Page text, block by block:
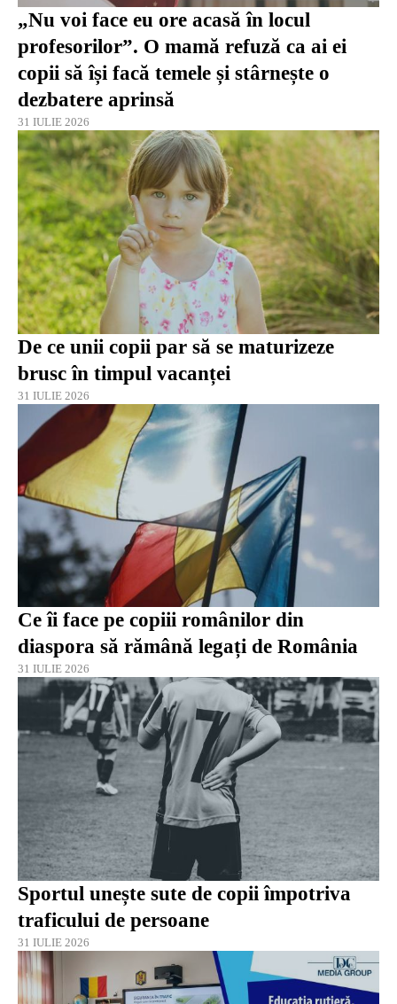
„Nu voi face eu ore acasă în locul
profesorilor”. O mamă refuză ca ai ei
copii să își facă temele și stârnește o
dezbatere aprinsă
31 IULIE 2026
De ce unii copii par să se maturizeze
brusc în timpul vacanței
31 IULIE 2026
Ce îi face pe copiii românilor din
diaspora să rămână legați de România
31 IULIE 2026
Sportul unește sute de copii împotriva
traficului de persoane
31 IULIE 2026